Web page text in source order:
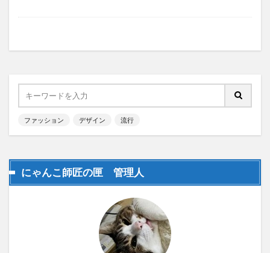
ファッション デザイン 流行
にゃんこ師匠の匣 管理人